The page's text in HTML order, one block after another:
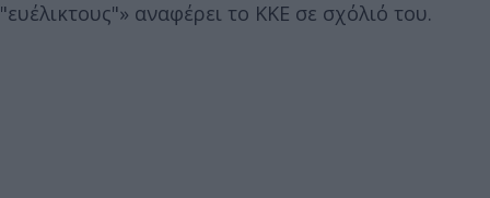
"ευέλικτους"» αναφέρει το ΚΚΕ σε σχόλιό του.